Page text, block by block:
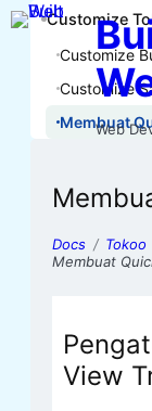
Web
Customize
Customize
Customize
Membuat
Docs Tokoo
Membuat
View